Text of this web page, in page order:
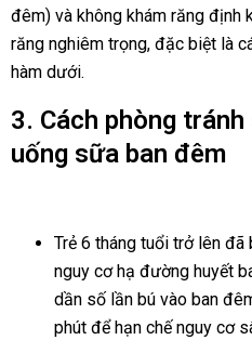
đêm) và không khám răng định
răng nghiêm trọng, đặc biệt là
hàm dưới.
3. Cách phòng
uống sữa ban đêm
Trẻ 6 tháng tuổi trở lên
nguy cơ hạ đường huyết
dần số lần bú vào ban
phút để hạn chế nguy cơ